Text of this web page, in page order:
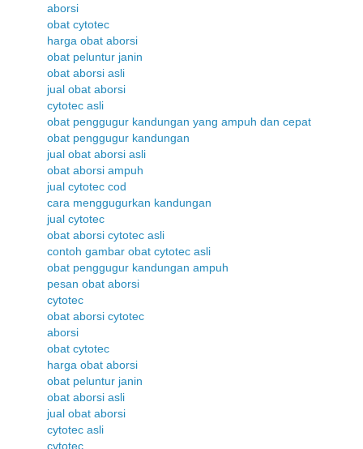
aborsi
obat cytotec
harga obat aborsi
obat peluntur janin
obat aborsi asli
jual obat aborsi
cytotec asli
obat penggugur kandungan yang ampuh dan cepat
obat penggugur kandungan
jual obat aborsi asli
obat aborsi ampuh
jual cytotec cod
cara menggugurkan kandungan
jual cytotec
obat aborsi cytotec asli
contoh gambar obat cytotec asli
obat penggugur kandungan ampuh
pesan obat aborsi
cytotec
obat aborsi cytotec
aborsi
obat cytotec
harga obat aborsi
obat peluntur janin
obat aborsi asli
jual obat aborsi
cytotec asli
cytotec